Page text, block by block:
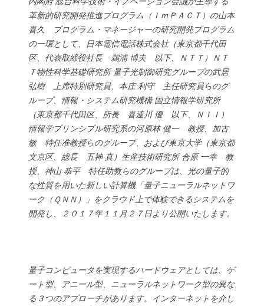
革新的研究開発推進プログラム（ＩｍＰＡＣＴ）の山本
喜久 プログラム・マネージャーの研究開発プログラム
の一環として、日本電信電話株式会社（東京都千代田
区、代表取締役社長 鵜浦 博夫 以下、ＮＴＴ）ＮＴ
Ｔ物性科学基礎研究所 量子光制御研究グループの武居
弘樹 上席特別研究員、本庄 利守 主任研究員らのグ
ループ、情報・システム研究機構 国立情報学研究所
（東京都千代田区、所長 喜連川 優 以下、ＮＩＩ）
情報学プリンシプル研究系の河原林 健一 教授、加古
敏 特任准教授らのグループ、および東京大学（東京都
文京区、総長 五神 真）生産技術研究所 合原 一幸 教
授、神山 恭平 特任助教らのグループは、光の量子的
な性質を用いた新しい計算機「量子ニューラルネットワ
ーク（ＱＮＮ）」をクラウド上で体験できるシステムを
開発し、２０１７年１１月２７日より公開いたします。
量子コンピュータを実現するハードウェアとしては、ゲ
ート型、アニール型、ニューラルネットワーク型の異な
る３つのアプローチがあります。インターネットを介し